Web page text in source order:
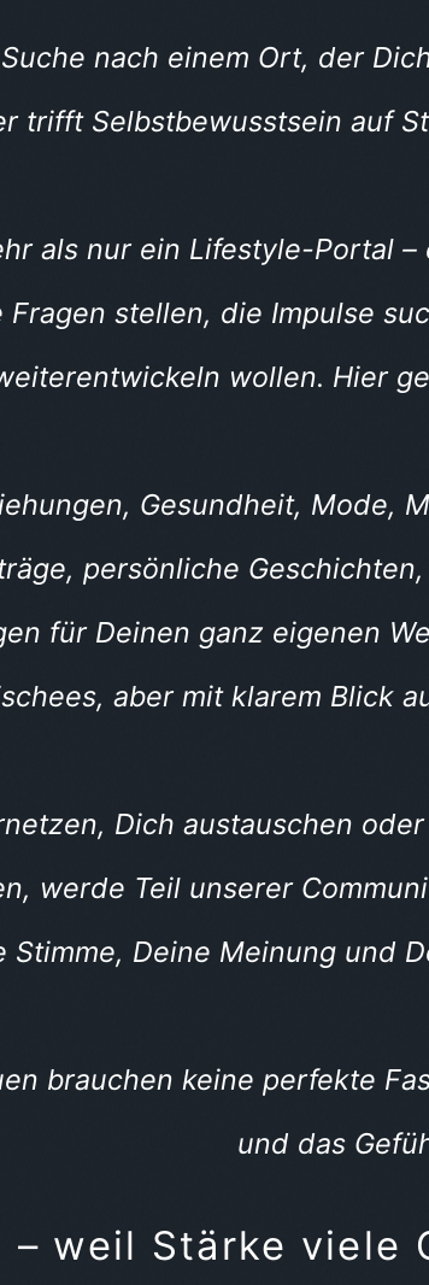
nach einem Ort, der
trifft Selbstbewusstsein auf
als nur ein Lifestyle-Portal
Fragen stellen, die Impulse
wollen. Hier
Gesundheit, Mode,
persönliche
für Deinen ganz eigenen
aber mit klarem Blick
Dich austauschen
werde Teil unserer
Stimme, Deine Meinung und
brauchen keine perfekte
und das
– weil Stärke viele